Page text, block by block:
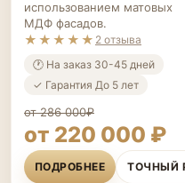
★★★★★ 2 отзыва
🕐 На заказ 30-45 дней
✓ Гарантия До 5 лет
от 286 000₽
от 220 000 ₽
ПОДРОБНЕЕ ТОЧНЫЙ